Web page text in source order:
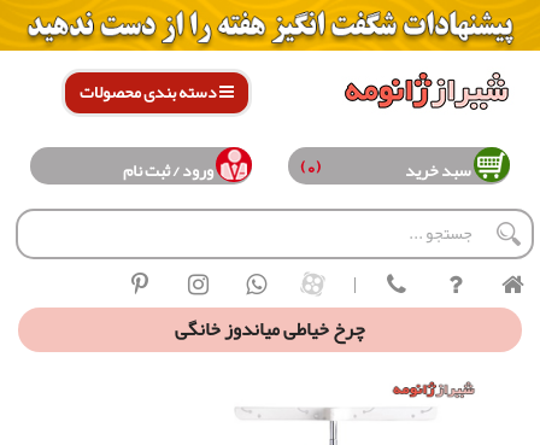
دسته بندی محصولات
سبد خرید (0) ورود / ثبت نام
|
چرخ خیاطی میاندوز خانگی